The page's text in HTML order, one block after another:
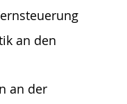
Fernsteuerung